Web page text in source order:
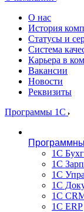
О нас
История
Статусы и
Система
Карьера в
Вакансии
Новости
Реквизиты
Программы 1С
1С
1С
1С
1С
1С
1С ERP